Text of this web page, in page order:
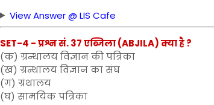
View Answer @ LIS Cafe
SET-4 - प्रश्न सं. 37 एब्जिला (ABJILA) क्या है ?
(क) ग्रन्थालय विज्ञान की पत्रिका
(ख) ग्रन्थालय विज्ञान का संघ
(ग) ग्रंथालय
(घ) सामयिक पत्रिका